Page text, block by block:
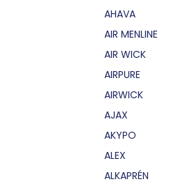
AHAVA
AIR MENLINE
AIR WICK
AIRPURE
AIRWICK
AJAX
AKYPO
ALEX
ALKAPRÉN